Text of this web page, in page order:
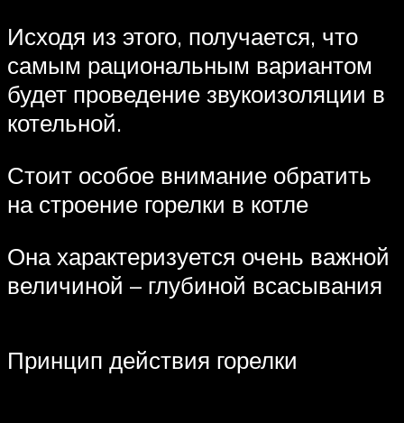
Исходя из этого, получается, что
самым рациональным вариантом
будет проведение звукоизоляции в
котельной.
Стоит особое внимание обратить
на строение горелки в котле
Она характеризуется очень важной
величиной – глубиной всасывания
Принцип действия горелки